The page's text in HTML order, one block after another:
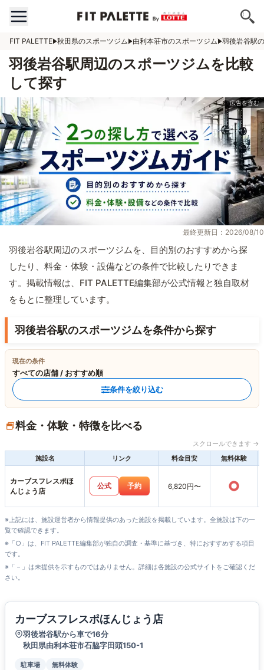
FIT PALETTE 秋田県のスポーツジム 由利本荘市のスポーツジム 羽後岩谷駅
羽後岩谷駅周辺のスポーツジムを比較
して探す
最終更新日：2026/08/10
羽後岩谷駅周辺のスポーツジムを、目的別のおすすめから探
したり、料金・体験・設備などの条件で比較したりできま
す。掲載情報は、FIT PALETTE編集部が公式情報と独自取材
をもとに整理しています。
羽後岩谷駅のスポーツジムを条件から探す
現在の条件
すべての店舗 / おすすめ順
条件を絞り込む
料金・体験・特徴を比べる
スクロールできます →
施設名
リンク 料金目安 無料体験
カーブスフレスポほ
んじょう店
公式 予約 6,820円〜 ○
※上記には、施設運営者から情報提供のあった施設を掲載しています。全施設は下の一
覧で確認できます。
※「○」は、FIT PALETTE編集部が独自の調査・基準に基づき、特におすすめする項目
です。
※「－」は未提供を示すものではありません。詳細は各施設の公式サイトをご確認くだ
さい。
カーブスフレスポほんじょう店
羽後岩谷駅から車で16分
秋田県由利本荘市石脇字田頭150-1
駐車場 無料体験